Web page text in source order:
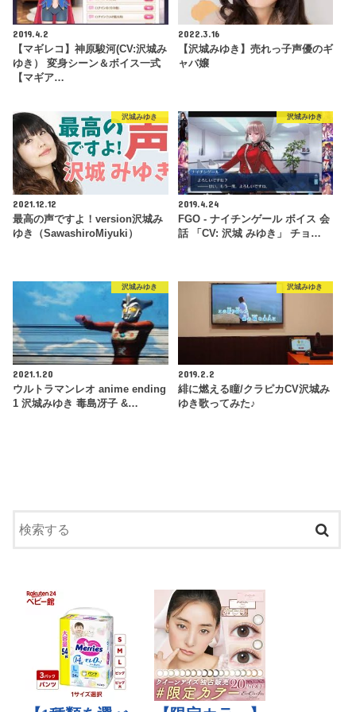
2019.4.2
【マギレコ】神原駿河(CV:沢城み
ゆき） 変身シーン＆ボイス一式
【マギア…
2022.3.16
【沢城みゆき】売れっ子声優のギ
ャバ嬢
沢城みゆき
2021.12.12
最高の声ですよ！version沢城み
ゆき（SawashiroMiyuki）
沢城みゆき
2019.4.24
FGO - ナイチンゲール ボイス 会
話 「CV: 沢城 みゆき」 チョ…
沢城みゆき
2021.1.20
ウルトラマンレオ anime ending
1 沢城みゆき 毒島冴子 &…
沢城みゆき
2019.2.2
緋に燃える瞳/クラピカCV沢城み
ゆき歌ってみた♪